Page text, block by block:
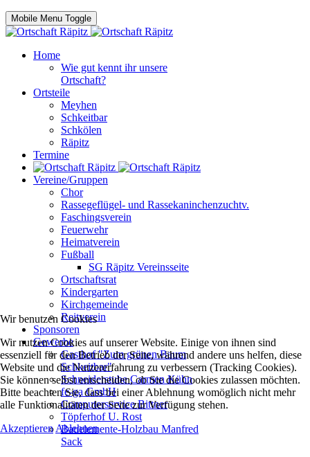
Mobile Menu Toggle
Home
Wie gut kennt ihr unsere
Ortschaft?
Ortsteile
Meyhen
Schkeitbar
Schkölen
Räpitz
Termine
Vereine/Gruppen
Chor
Rassegeflügel- und Rassekaninchenzuchtv.
Faschingsverein
Feuerwehr
Heimatverein
Fußball
SG Räpitz Vereinsseite
Ortschaftsrat
Kindergarten
Kirchgemeinde
Reitverein
Sponsoren
Gewerbe
Gasthof "Zum grünen Baum
Schkeitbar"
Schneiderstube Carmen Kühn
fe-ga GmbH
Computerservice Bittner
Töpferhof U. Rost
Bauelemente-Holzbau Manfred
Sack
Wir benutzen Cookies
Wir nutzen Cookies auf unserer Website. Einige von ihnen sind
essenziell für den Betrieb der Seite, während andere uns helfen, diese
Website und die Nutzererfahrung zu verbessern (Tracking Cookies).
Sie können selbst entscheiden, ob Sie die Cookies zulassen möchten.
Bitte beachten Sie, dass bei einer Ablehnung womöglich nicht mehr
alle Funktionalitäten der Seite zur Verfügung stehen.
Akzeptieren Ablehnen